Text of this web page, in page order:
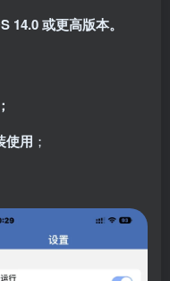
14.0 或更高版本。
使用 ；